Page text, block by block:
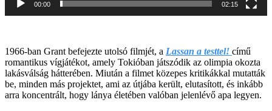
00:00 02:15
1966-ban Grant befejezte utolsó filmjét, a Lassan a testtel! című
romantikus vígjátékot, amely Tokióban játszódik az olimpia okozta
lakásválság hátterében. Miután a filmet közepes kritikákkal mutatták
be, minden más projektet, ami az útjába került, elutasított, és inkább
arra koncentrált, hogy lánya életében valóban jelenlévő apa legyen.